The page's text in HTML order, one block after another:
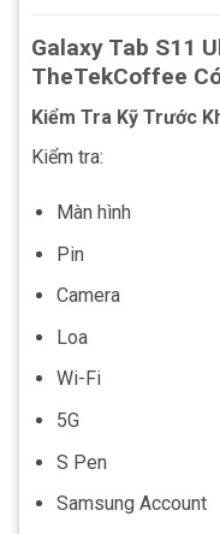
Galaxy Tab S11
TheTekCoffee
Kiểm Tra Kỹ Trước
Kiểm tra:
Màn hình
Pin
Camera
Loa
Wi-Fi
5G
S Pen
Samsung Account